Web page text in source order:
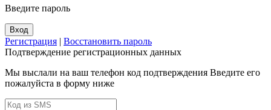
Введите пароль
Вход
Регистрация | Восстановить пароль
Подтверждение регистрационных данных
Мы выслали на ваш телефон код подтверждения Введите его
пожалуйста в форму ниже